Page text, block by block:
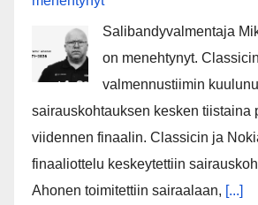
Salibandyvalmentaja
on menehtynyt. Classicin
valmennustiimin
sairauskohtauksen kesken tiistaina
viidennen finaalin. Classicin ja
finaaliottelu keskeytettiin
Ahonen toimitettiin sairaalaan, [...]